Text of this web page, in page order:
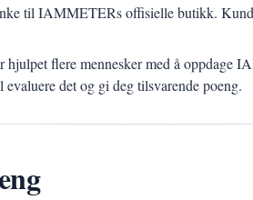
til IAMMETERs offisielle butikk.
hjulpet flere mennesker med å oppdage
det og gi deg tilsvarende poeng.